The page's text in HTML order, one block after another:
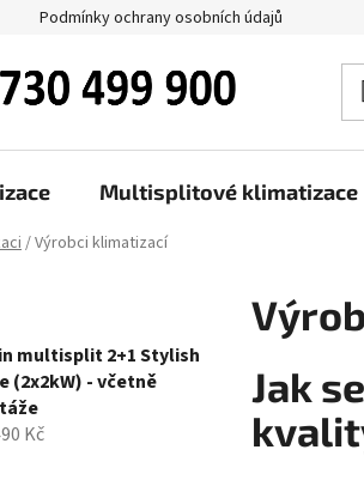
Podmínky ochrany osobních údajů
Multisplitové klimatizace
/Výrobci klimatizací
multisplit 2+1 Stylish
(2x2kW) - včetně
Kč
Jak